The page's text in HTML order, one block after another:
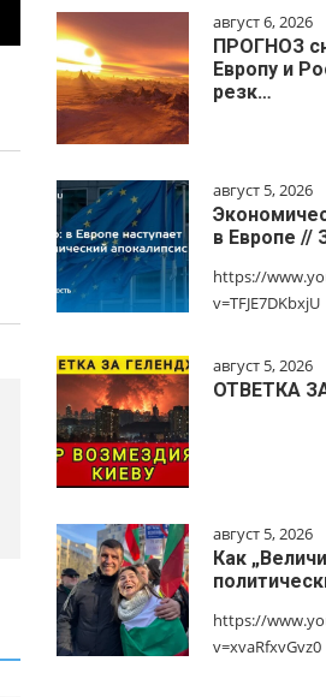
август 6, 2026
ПРОГНОЗ
Европу и
резк…
август 5, 2026
в Европе //
https://
v=TFJE7DKbxjU
август 5, 2026
ОТВЕТКА
август 5, 2026
Как
https://
v=xvaRfxvGvz0